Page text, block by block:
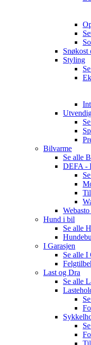
Snøkost
Styling
Bilvarme
Se alle
DEFA -
Hund i bil
Se alle
I Garasjen
Se alle I
Last og Dra
Se alle